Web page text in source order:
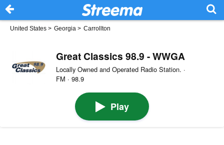
United States > Georgia > Carrollton
Great Classics 98.9 - WWGA
Locally Owned and Operated Radio Station. ·
FM · 98.9
Play